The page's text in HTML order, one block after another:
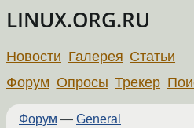
LINUX.ORG.RU
Новости Галерея Статьи
Форум Опросы Трекер
Форум — General